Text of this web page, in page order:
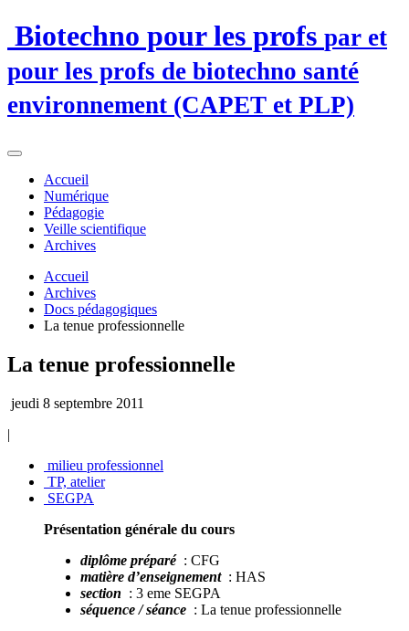
Biotechno pour les profs par et
pour les profs de biotechno santé
environnement (CAPET et PLP)
Accueil
Numérique
Pédagogie
Veille scientifique
Archives
Accueil
Archives
Docs pédagogiques
La tenue professionnelle
La tenue professionnelle
jeudi 8 septembre 2011
|
milieu professionnel
TP, atelier
SEGPA
Présentation générale du cours
diplôme préparé : CFG
matière d’enseignement : HAS
section : 3 eme SEGPA
séquence / séance : La tenue professionnelle